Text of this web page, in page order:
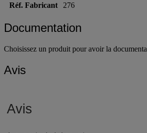
Réf. Fabricant
276
Documentation
Choisissez un produit pour avoir la
Avis